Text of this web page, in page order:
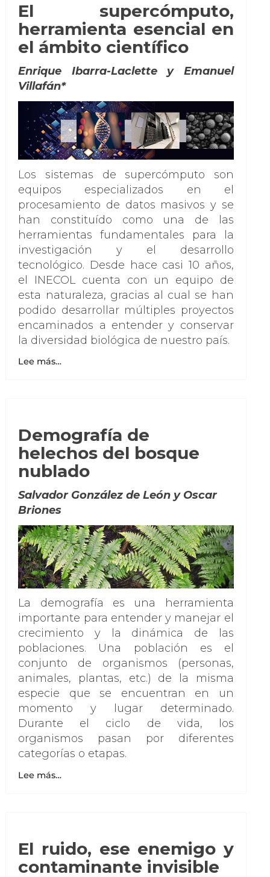
El supercómputo,
herramienta esencial en
el ámbito científico
Enrique Ibarra-Laclette y Emanuel
Villafán*
Los sistemas de supercómputo son
equipos especializados en el
procesamiento de datos masivos y se
han constituído como una de las
herramientas fundamentales para la
investigación y el desarrollo
tecnológico. Desde hace casi 10 años,
el INECOL cuenta con un equipo de
esta naturaleza, gracias al cual se han
podido desarrollar múltiples proyectos
encaminados a entender y conservar
la diversidad biológica de nuestro país.
Lee más…
Demografía de
helechos del bosque
nublado
Salvador González de León y Oscar
Briones
La demografía es una herramienta
importante para entender y manejar el
crecimiento y la dinámica de las
poblaciones. Una población es el
conjunto de organismos (personas,
animales, plantas, etc.) de la misma
especie que se encuentran en un
momento y lugar determinado.
Durante el ciclo de vida, los
organismos pasan por diferentes
categorías o etapas.
Lee más…
El ruido, ese enemigo y
contaminante invisible